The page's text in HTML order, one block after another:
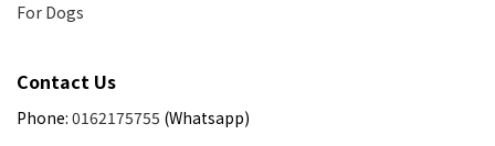
For Dogs
Contact Us
Phone: 0162175755 (Whatsapp)